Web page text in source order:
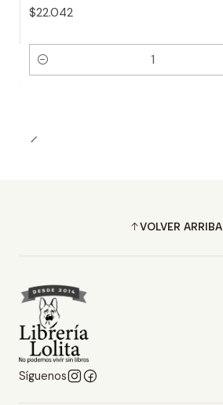
$22.042
Cantidad
VOLVER ARRIBA
Síguenos